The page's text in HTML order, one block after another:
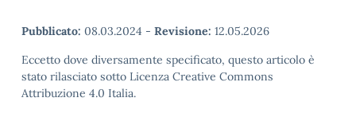
Pubblicato: 08.03.2024 - Revisione: 12.05.2026
Eccetto dove diversamente specificato, questo articolo è
stato rilasciato sotto Licenza Creative Commons
Attribuzione 4.0 Italia.